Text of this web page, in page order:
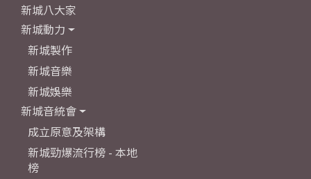
新城八大家
新城動力
新城製作
新城音樂
新城娛樂
新城音統會
成立原意及架構
新城勁爆流行榜 - 本地
榜